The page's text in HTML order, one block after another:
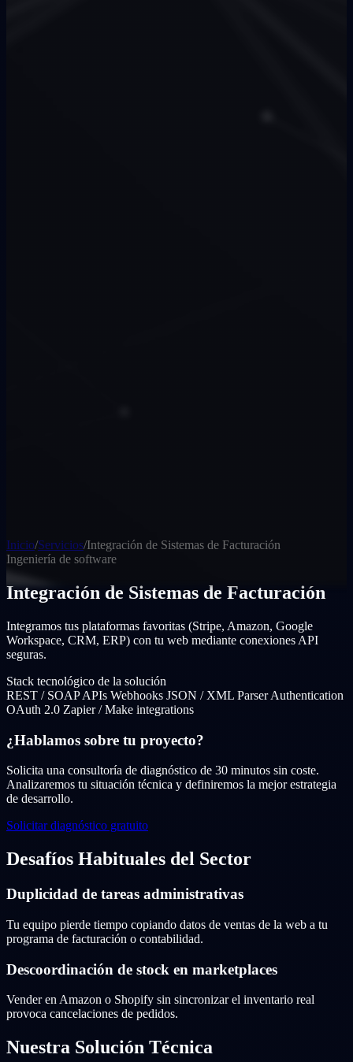
Inicio/Servicios/Integración de Sistemas de Facturación
Ingeniería de software
Integración de Sistemas de Facturación
Integramos tus plataformas favoritas (Stripe, Amazon, Google
Workspace, CRM, ERP) con tu web mediante conexiones API
seguras.
Stack tecnológico de la solución
REST / SOAP APIs Webhooks JSON / XML ParserAuthentication
OAuth 2.0 Zapier / Make integrations
¿Hablamos sobre tu proyecto?
Solicita una consultoría de diagnóstico de 30 minutos sin coste.
Analizaremos tu situación técnica y definiremos la mejor estrategia
de desarrollo.
Solicitar diagnóstico gratuito
Desafíos Habituales del Sector
Duplicidad de tareas administrativas
Tu equipo pierde tiempo copiando datos de ventas de la web a tu
programa de facturación o contabilidad.
Descoordinación de stock en marketplaces
Vender en Amazon o Shopify sin sincronizar el inventario real
provoca cancelaciones de pedidos.
Nuestra Solución Técnica